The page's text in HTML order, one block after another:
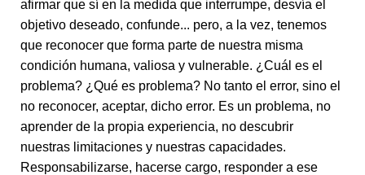
afirmar que sí en la medida que interrumpe, desvía el
objetivo deseado, confunde... pero, a la vez, tenemos
que reconocer que forma parte de nuestra misma
condición humana, valiosa y vulnerable. ¿Cuál es el
problema? ¿Qué es problema? No tanto el error, sino el
no reconocer, aceptar, dicho error. Es un problema, no
aprender de la propia experiencia, no descubrir
nuestras limitaciones y nuestras capacidades.
Responsabilizarse, hacerse cargo, responder a ese